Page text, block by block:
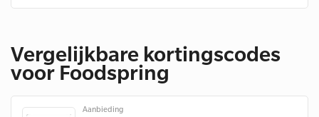
Vergelijkbare kortingscodes
voor Foodspring
Aanbieding